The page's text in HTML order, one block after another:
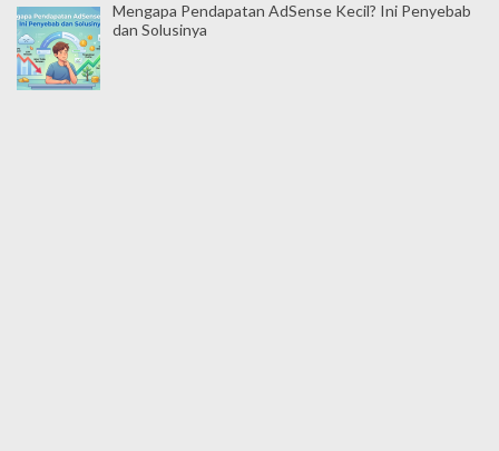
Mengapa Pendapatan AdSense Kecil? Ini Penyebab
dan Solusinya